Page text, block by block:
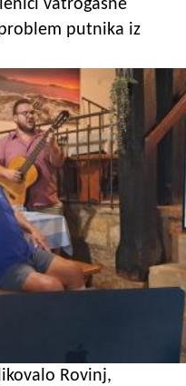
vatrogasne
putnika iz
Rovinj,